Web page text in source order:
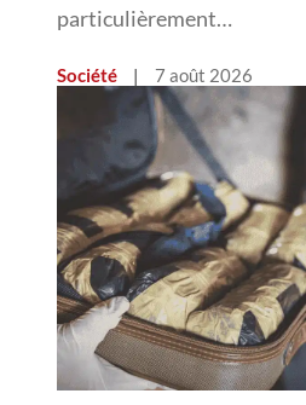
particulièrement…
Société | 7 août 2026